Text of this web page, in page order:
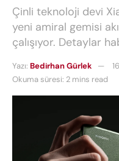
Çinli teknoloji devi
yeni amiral gemisi
çalışıyor. Detaylar
Yazı: Bedirhan Gürlek
Okuma süresi: 2 mins read